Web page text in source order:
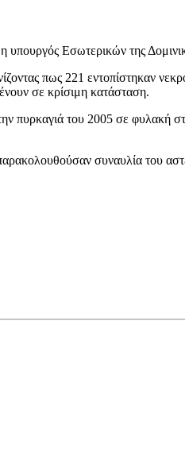
Εσωτερικών της
πως 221 εντοπίστηκαν
σε κρίσιμη κατάσταση.
πυρκαγιά του 2005 σε φυλακή
συναυλία του